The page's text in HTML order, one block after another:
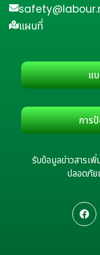
แผนที่
แ
การ
รับข้อมูลข่าวสารเพิ่
ปลอดภัย